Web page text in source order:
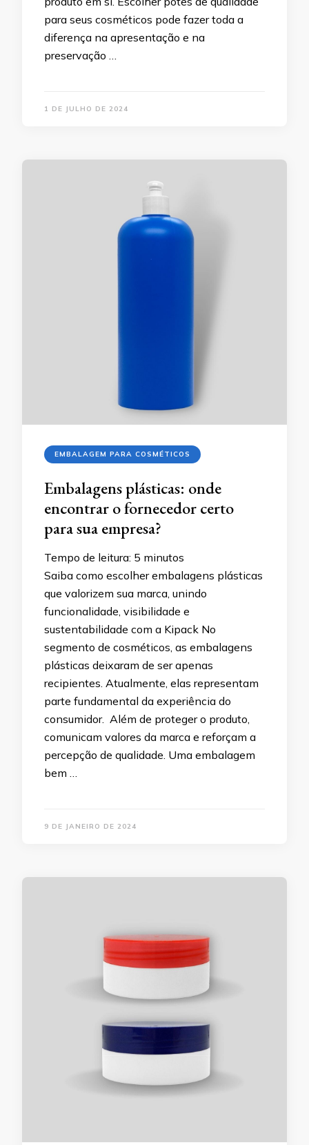
para seus cosméticos pode fazer toda a
diferença na apresentação e na
preservação …
1 DE JULHO DE 2024
EMBALAGEM PARA COSMÉTICOS
Embalagens plásticas: onde
encontrar o fornecedor certo
para sua empresa?
Tempo de leitura: 5 minutos
Saiba como escolher embalagens plásticas
que valorizem sua marca, unindo
funcionalidade, visibilidade e
sustentabilidade com a Kipack No
segmento de cosméticos, as embalagens
plásticas deixaram de ser apenas
recipientes. Atualmente, elas representam
parte fundamental da experiência do
consumidor. Além de proteger o produto,
comunicam valores da marca e reforçam a
percepção de qualidade. Uma embalagem
bem …
9 DE JANEIRO DE 2024